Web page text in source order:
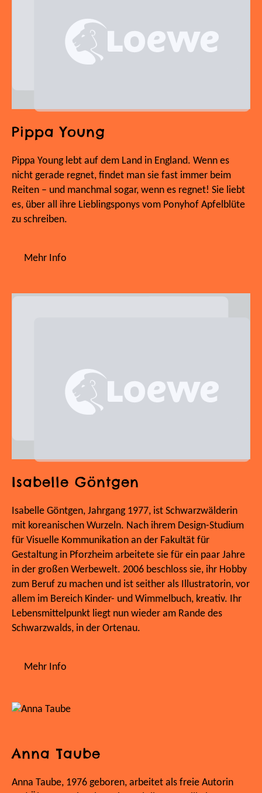
Pippa Young
Pippa Young lebt auf dem Land in England. Wenn es
nicht gerade regnet, findet man sie fast immer beim
Reiten – und manchmal sogar, wenn es regnet! Sie liebt
es, über all ihre Lieblingsponys vom Ponyhof Apfelblüte
zu schreiben.
Mehr Info
Isabelle Göntgen
Isabelle Göntgen, Jahrgang 1977, ist Schwarzwälderin
mit koreanischen Wurzeln. Nach ihrem Design-Studium
für Visuelle Kommunikation an der Fakultät für
Gestaltung in Pforzheim arbeitete sie für ein paar Jahre
in der großen Werbewelt. 2006 beschloss sie, ihr Hobby
zum Beruf zu machen und ist seither als Illustratorin, vor
allem im Bereich Kinder- und Wimmelbuch, kreativ. Ihr
Lebensmittelpunkt liegt nun wieder am Rande des
Schwarzwalds, in der Ortenau.
Mehr Info
Anna Taube
Anna Taube, 1976 geboren, arbeitet als freie Autorin